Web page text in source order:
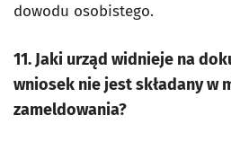
dowodu osobistego.
11. Jaki urząd widnieje na
wniosek nie jest składany w
zameldowania?